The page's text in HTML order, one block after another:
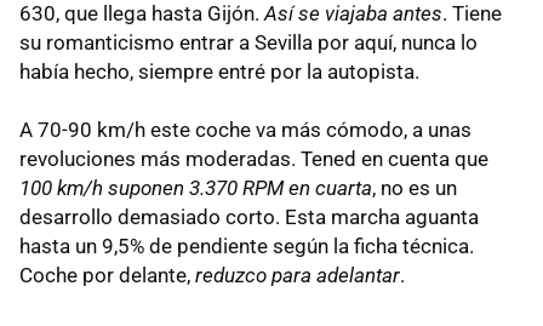
630, que llega hasta Gijón.Así se viajaba antes. Tiene
su romanticismo entrar a Sevilla por aquí, nunca lo
había hecho, siempre entré por la autopista.
A 70-90 km/h este coche va más cómodo, a unas
revoluciones más moderadas. Tened en cuenta que
100 km/h suponen 3.370 RPM en cuarta, no es un
desarrollo demasiado corto. Esta marcha aguanta
hasta un 9,5% de pendiente según la ficha técnica.
Coche por delante, reduzco para adelantar.